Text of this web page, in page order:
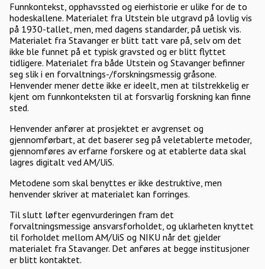
Funnkontekst, opphavssted og eierhistorie er ulike for de to
hodeskallene. Materialet fra Utstein ble utgravd på lovlig vis
på 1930-tallet, men, med dagens standarder, på uetisk vis.
Materialet fra Stavanger er blitt tatt vare på, selv om det
ikke ble funnet på et typisk gravsted og er blitt flyttet
tidligere. Materialet fra både Utstein og Stavanger befinner
seg slik i en forvaltnings-/forskningsmessig gråsone.
Henvender mener dette ikke er ideelt, men at tilstrekkelig er
kjent om funnkonteksten til at forsvarlig forskning kan finne
sted.
Henvender anfører at prosjektet er avgrenset og
gjennomførbart, at det baserer seg på veletablerte metoder,
gjennomføres av erfarne forskere og at etablerte data skal
lagres digitalt ved AM/UiS.
Metodene som skal benyttes er ikke destruktive, men
henvender skriver at materialet kan forringes.
Til slutt løfter egenvurderingen fram det
forvaltningsmessige ansvarsforholdet, og uklarheten knyttet
til forholdet mellom AM/UiS og NIKU når det gjelder
materialet fra Stavanger. Det anføres at begge institusjoner
er blitt kontaktet.